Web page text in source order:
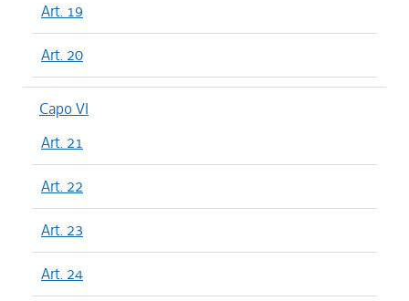
Art. 19
Art. 20
Capo VI
Art. 21
Art. 22
Art. 23
Art. 24